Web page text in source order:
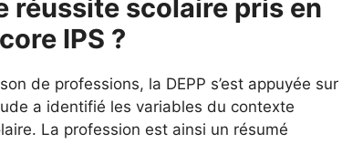
réussite scolaire pris en
IPS ?
de professions, la DEPP s’est appuyée sur
a identifié les variables du contexte
La profession est ainsi un résumé